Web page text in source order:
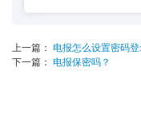
上一篇： 电报怎么设置密码登
下一篇： 电报保密吗？